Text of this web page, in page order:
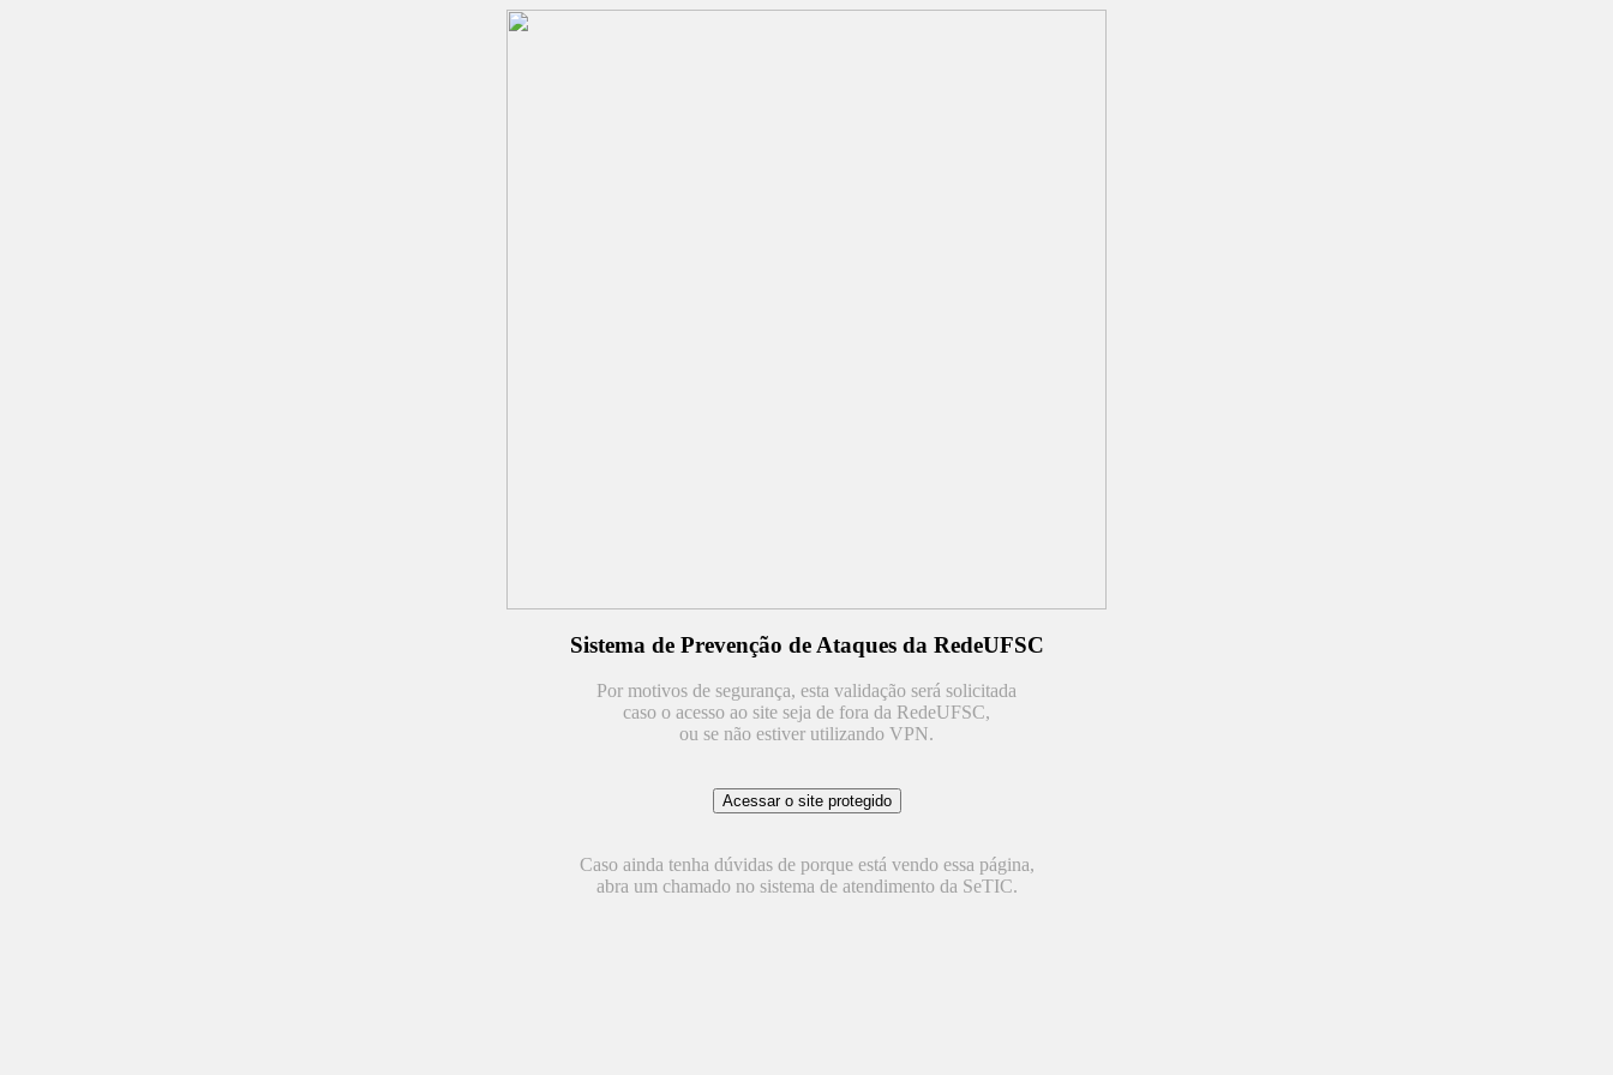
Sistema de Prevenção de Ataques da RedeUFSC
Por motivos de segurança, esta validação será solicitada
caso o acesso ao site seja de fora da RedeUFSC,
ou se não estiver utilizando VPN.
Caso ainda tenha dúvidas de porque está vendo essa página,
abra um chamado no sistema de atendimento da SeTIC.